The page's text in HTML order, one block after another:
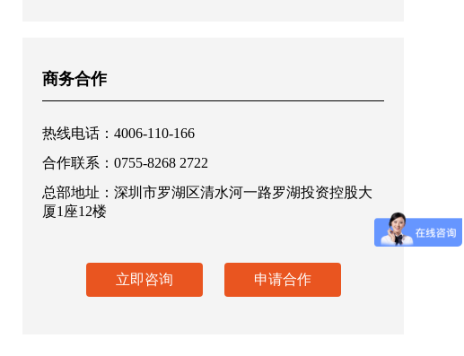
商务合作
热线电话：4006-110-166
合作联系：0755-8268 2722
总部地址：深圳市罗湖区清水河一路罗湖投资控股大
厦1座12楼
立即咨询 申请合作